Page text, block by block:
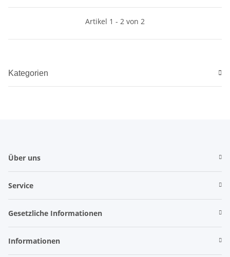
Artikel 1 - 2 von 2
Kategorien
Über uns
Service
Gesetzliche Informationen
Informationen